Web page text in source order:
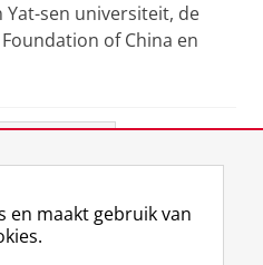
sen universiteit, de
of China en
en maakt gebruik van